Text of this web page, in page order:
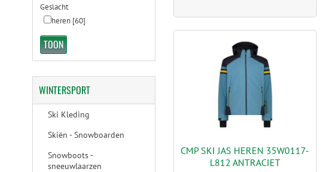
CMP SKI JAS HEREN 35W0117-
L812 ANTRACIET
Geslacht
heren[60]
WINTERSPORT
Ski Kleding
Skiën - Snowboarden
Snowboots -
sneeuwlaarzen